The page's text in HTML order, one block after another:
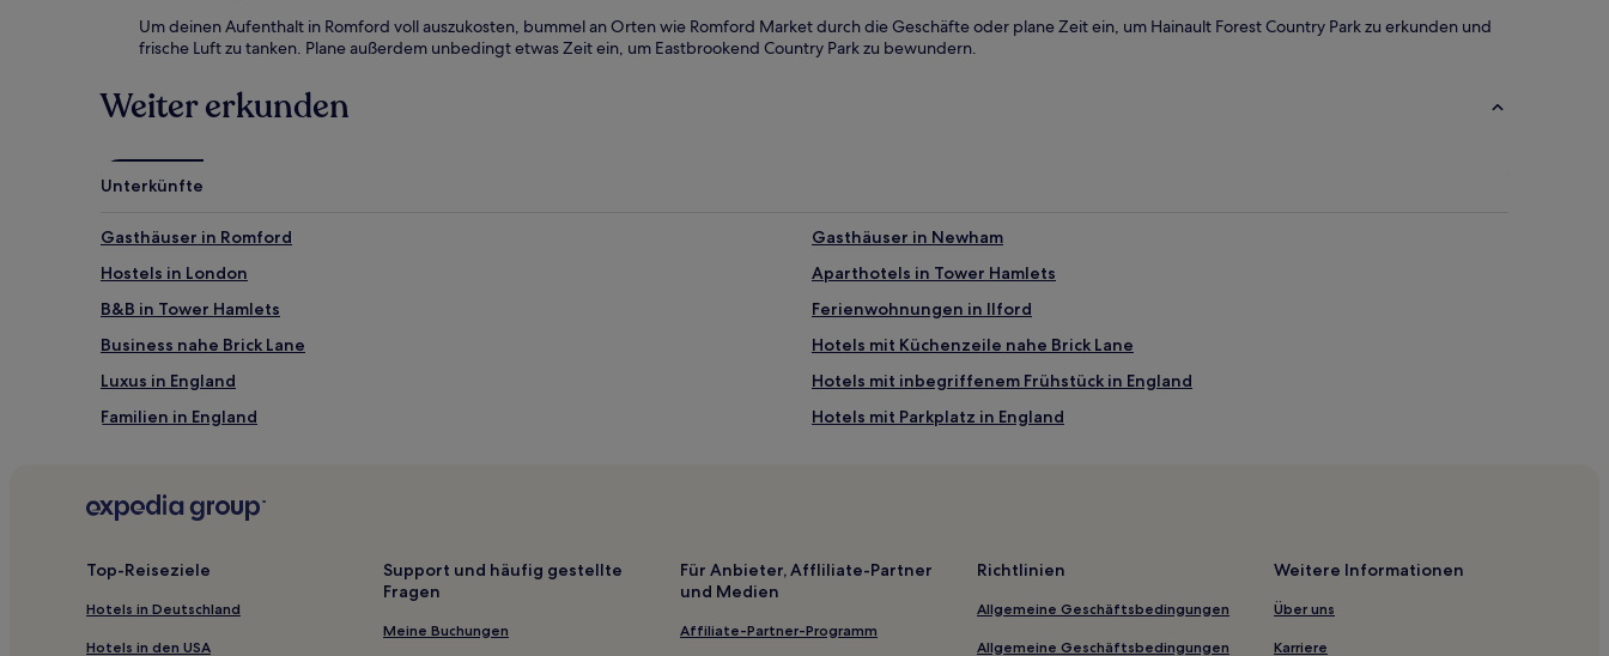
Um deinen Aufenthalt in Romford voll auszukosten, bummel an Orten wie Romford Market durch die Geschäfte oder plane Zeit ein, um Hainault Forest Country Park zu erkunden und
frische Luft zu tanken. Plane außerdem unbedingt etwas Zeit ein, um Eastbrookend Country Park zu bewundern.
Weiter erkunden
Unterkünfte
Gasthäuser in Romford
Gasthäuser in Newham
Hostels in London
Aparthotels in Tower Hamlets
B&B in Tower Hamlets
Ferienwohnungen in Ilford
Business nahe Brick Lane
Hotels mit Küchenzeile nahe Brick Lane
Luxus in England
Hotels mit inbegriffenem Frühstück in England
Familien in England
Hotels mit Parkplatz in England
Günstige in Haringey
Lgbtqia-Freundliche nahe Savile Row
Boutique- nahe Savile Row
Hotels mit Küchenzeile nahe Savile Row
Lgbtqia-Freundliche nahe Roupell Street
Boutique- nahe Roupell Street
Top-Reiseziele
Hotels in Deutschland
Hotels in den USA
Support und häufig gestellte
Fragen
Meine Buchungen
Für Anbieter, Affliliate-Partner
und Medien
Affiliate-Partner-Programm
Richtlinien
Allgemeine Geschäftsbedingungen
Allgemeine Geschäftsbedingungen
Weitere Informationen
Über uns
Karriere